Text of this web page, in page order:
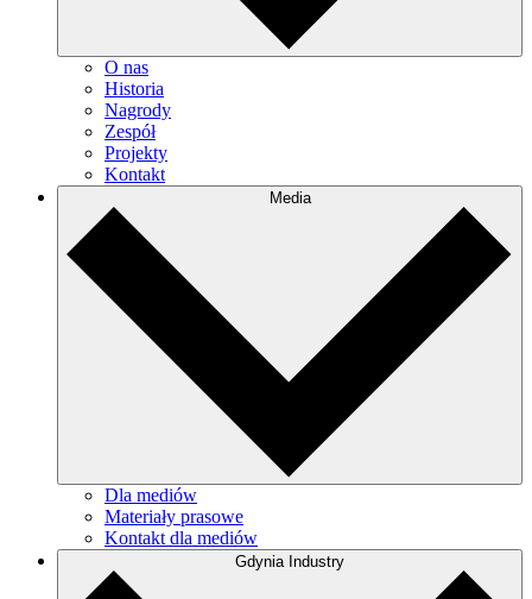
O nas
Historia
Nagrody
Zespół
Projekty
Kontakt
Media
Dla mediów
Materiały prasowe
Kontakt dla mediów
Gdynia Industry